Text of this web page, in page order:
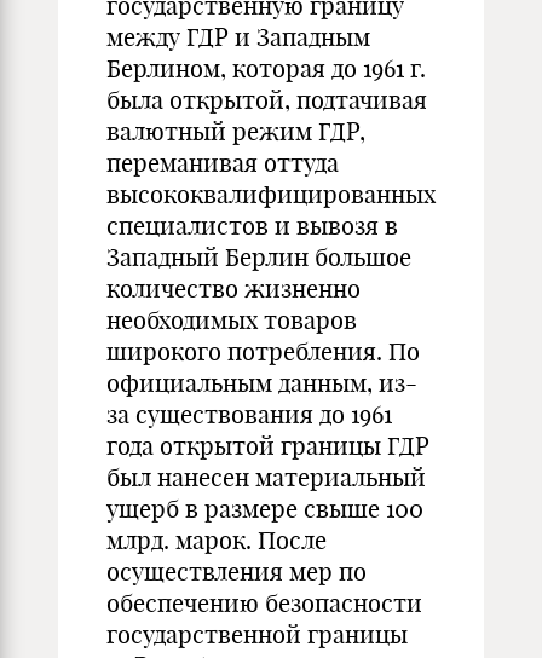
между ГДР и Западным
Берлином, которая до 1961 г.
была открытой, подтачивая
валютный режим ГДР,
переманивая оттуда
высококвалифицированных
специалистов и вывозя в
Западный Берлин большое
количество жизненно
необходимых товаров
широкого потребления. По
официальным данным, из-
за существования до 1961
года открытой границы ГДР
был нанесен материальный
ущерб в размере свыше 100
млрд. марок. После
осуществления мер по
обеспечению безопасности
государственной границы